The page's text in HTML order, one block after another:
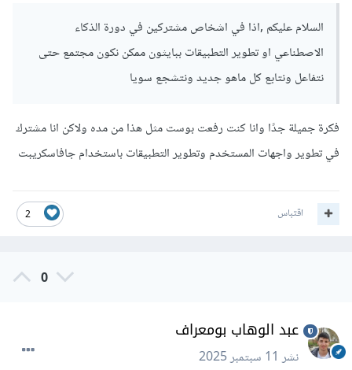
السلام عليكم ,اذا في اشخاص مشتركين في دورة الذكاء
الاصطناعي او تطوير التطبيقات ببايثون ممكن نكون مجتمع حتى
نتفاعل ونتابع كل ماهو جديد ونتشجع سويا
فكرة جميلة جدًا وانا كنت رفعت بوست مثل هذا من مده ولاكن انا مشترك
في تطوير واجهات المستخدم وتطوير التطبيقات باستخدام جافاسكريبت
2 اقتباس
0
عبد الوهاب بومعراف
نشر11 سبتمبر 2025